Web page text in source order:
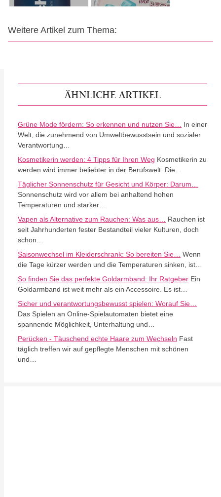
Weitere Artikel zum Thema:
ÄHNLICHE ARTIKEL
Grüne Mode fördern: So erkennen und nutzen Sie…
In einer
Welt, die zunehmend von Umweltbewusstsein und sozialer
Verantwortung…
Kosmetikerin werden: 4 Tipps für Ihren Weg Kosmetikerin zu
werden wird immer beliebter in der Berufswelt. Die…
Täglicher Sonnenschutz für Gesicht und Körper: Darum…
Sonnenschutz wird vor allem bei anhaltend hohen
Temperaturen und starker…
Vapen als Alternative zum Rauchen: Was aus…
Rauchen ist
seit Jahrhunderten fester Bestandteil vieler Kulturen, doch
schon…
Saisonwechsel im Kleiderschrank: So bereiten Sie…
Wenn
die Tage kürzer werden und die Temperaturen sinken, ist…
So finden Sie das perfekte Goldarmband: Ihr Ratgeber Ein
Goldarmband ist weit mehr als ein Accessoire. Es ist…
Sicher und verantwortungsbewusst spielen: Worauf Sie…
Das Spielen an Online-Spielautomaten bietet eine
spannende Möglichkeit, Unterhaltung und…
Perücken - Täuschend echte Haare zum Wechseln Fast
täglich treffen wir auf gepflegte Menschen mit schönen
und…